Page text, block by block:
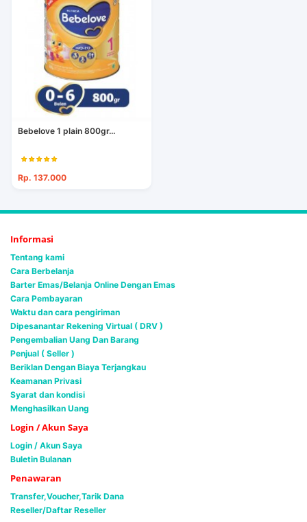
Bebelove 1 plain 800gr...
Rp. 137.000
Informasi
Tentang kami
Cara Berbelanja
Barter Emas/Belanja Online Dengan Emas
Cara Pembayaran
Waktu dan cara pengiriman
Dipesanantar Rekening Virtual ( DRV )
Pengembalian Uang Dan Barang
Penjual ( Seller )
Beriklan Dengan Biaya Terjangkau
Keamanan Privasi
Syarat dan kondisi
Menghasilkan Uang
Login / Akun Saya
Login / Akun Saya
Buletin Bulanan
Penawaran
Transfer,Voucher,Tarik Dana
Reseller/Daftar Reseller